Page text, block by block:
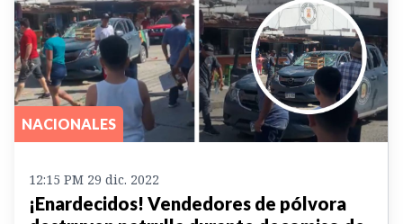
NACIONALES
12:15 PM 29 dic. 2022
¡Enardecidos! Vendedores de pólvora